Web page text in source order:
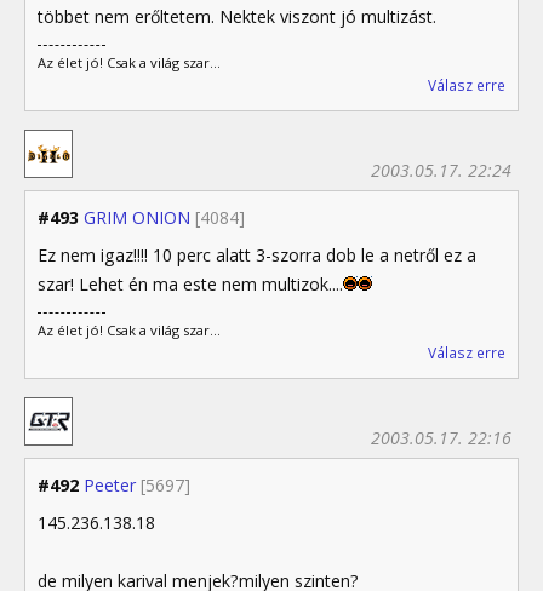
többet nem erőltetem. Nektek viszont jó multizást.
Az élet jó! Csak a világ szar...
Válasz erre
#493 GRIM ONION [4084]
2003.05.17. 22:24
Ez nem igaz!!!! 10 perc alatt 3-szorra dob le a netről ez a
szar! Lehet én ma este nem multizok....
Az élet jó! Csak a világ szar...
Válasz erre
#492 Peeter [5697]
2003.05.17. 22:16
145.236.138.18
de milyen karival menjek?milyen szinten?